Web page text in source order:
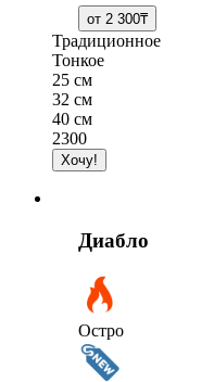
Традиционное
Тонкое
25 см
32 см
40 см
2300
Диабло
Остро